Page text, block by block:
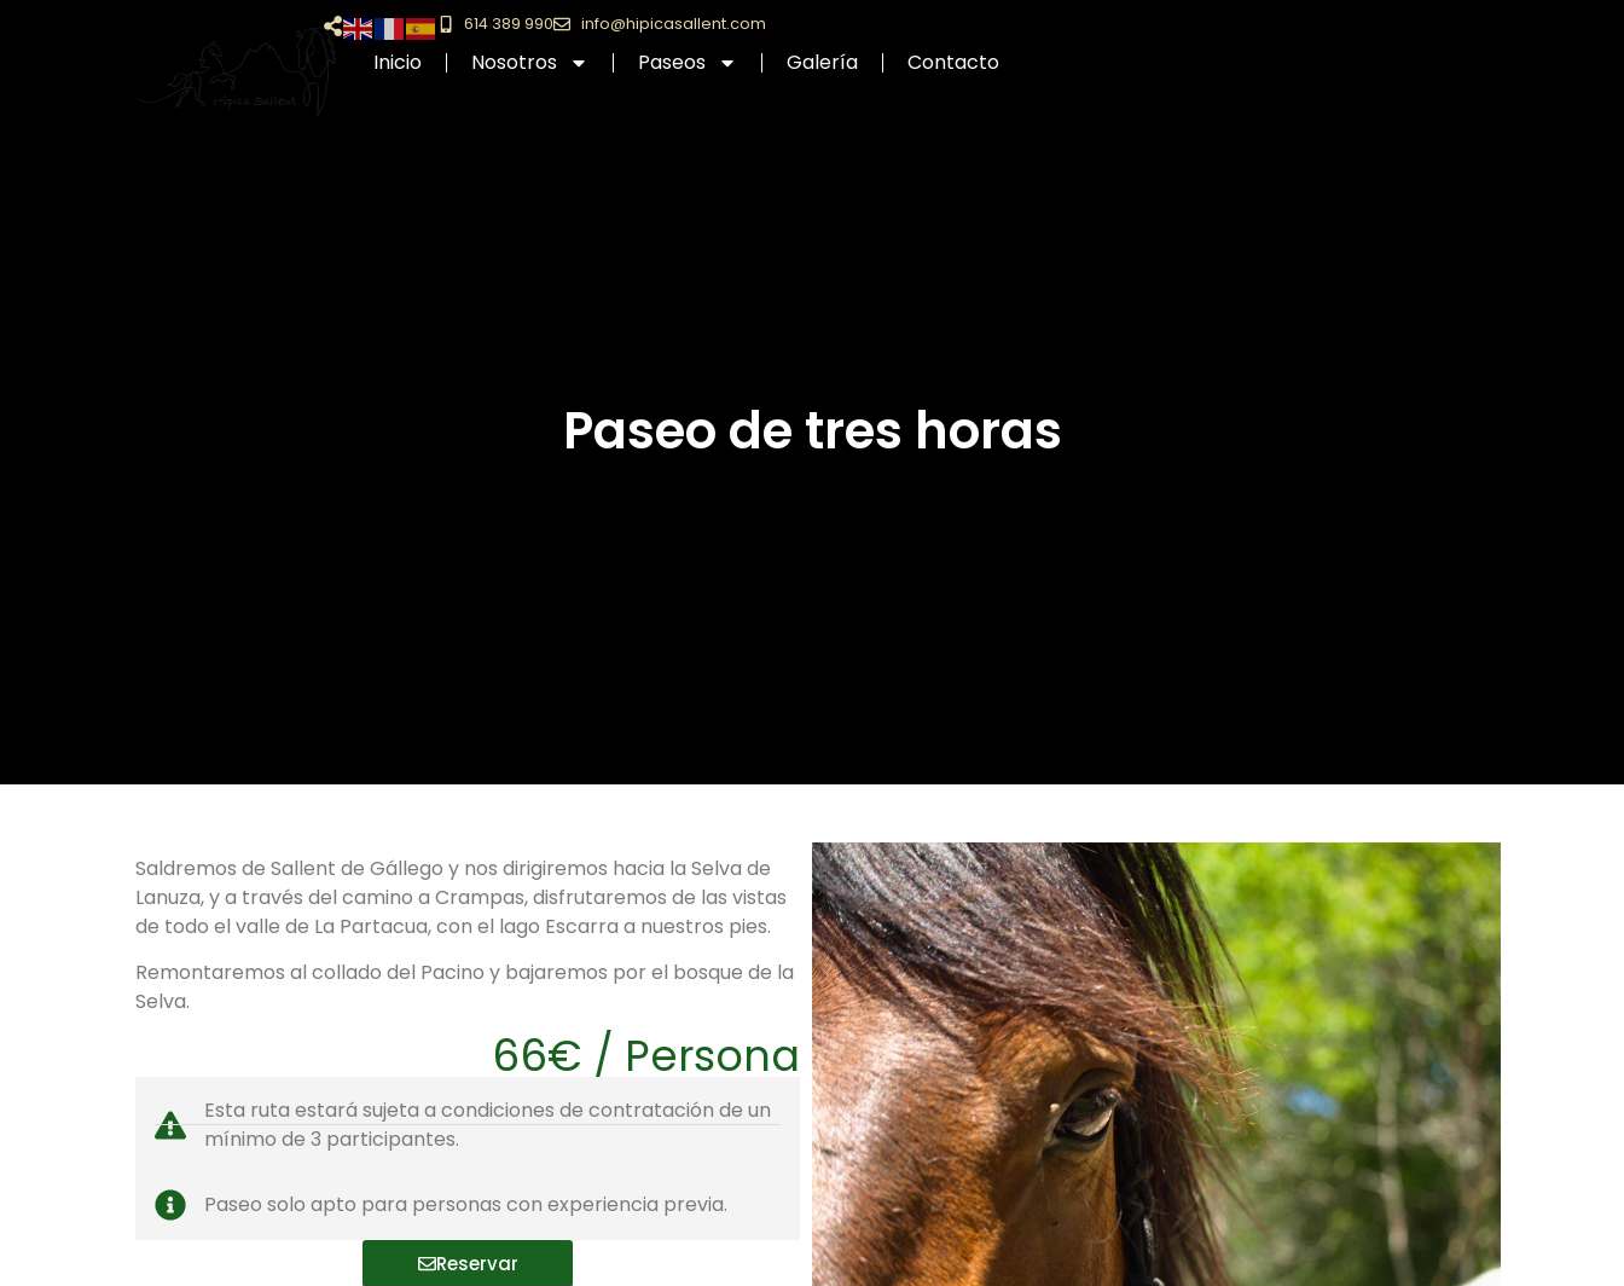
614 389 990 info@hipicasallent.com
Inicio Nosotros Paseos Galería Contacto
Paseo de tres horas
Saldremos de Sallent de Gállego y nos dirigiremos hacia la Selva de
Lanuza, y a través del camino a Crampas, disfrutaremos de las vistas
de todo el valle de La Partacua, con el lago Escarra a nuestros pies.
Remontaremos al collado del Pacino y bajaremos por el bosque de la
Selva.
66€ / Persona
Esta ruta estará sujeta a condiciones de contratación de un
mínimo de 3 participantes.
Paseo solo apto para personas con experiencia previa.
Reservar